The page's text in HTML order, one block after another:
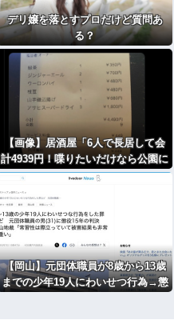
デリ嬢を落とすプロだけど質問あ
る？
【画像】居酒屋「6人で長居して会
計4939円！喋りたいだけなら公園に
行ってくれ（怒」
【岡山】元団体職員が8歳から13歳
までの少年19人にわいせつ行為→懲